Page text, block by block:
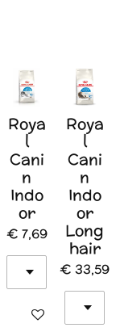
Roya
l
Cani
n
Indo
or
€ 7,69
In winkelwagen
Roya
l
Cani
n
Indo
or
Long
hair
€ 33,59